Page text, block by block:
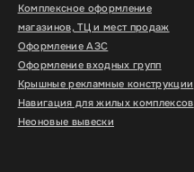
Комплексное оформление
магазинов, ТЦ и мест продаж
Оформление АЗС
Оформление входных групп
Крышные рекламные конструкции
Навигация для жилых комплексов
Неоновые вывески